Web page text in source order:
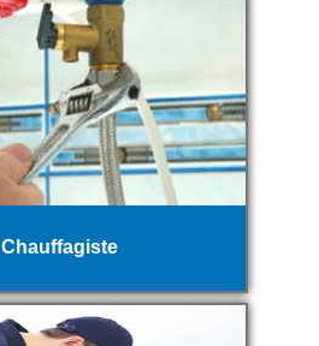
Chauffagiste